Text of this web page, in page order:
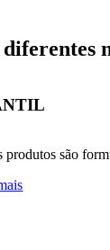
produtos são